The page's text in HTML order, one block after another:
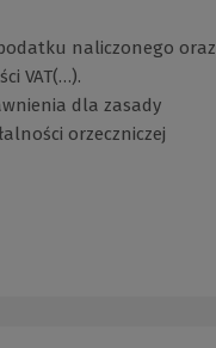
naliczonego oraz
VAT(…).
dla zasady
orzeczniczej